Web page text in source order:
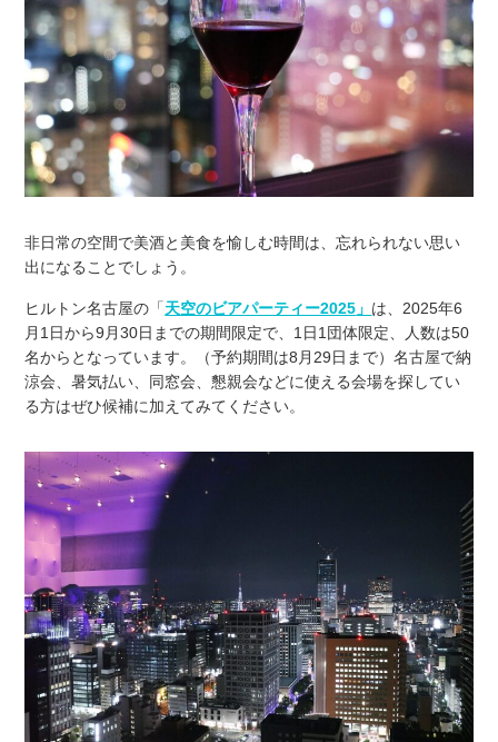
非日常の空間で美酒と美食を愉しむ時間は、忘れられない思い
出になることでしょう。
ヒルトン名古屋の「天空のビアパーティー2025 」 は、2025年6
月1日から9月30日までの期間限定で、1日1団体限定、人数は50
名からとなっています。（予約期間は8月29日まで）名古屋で納
涼会、暑気払い、同窓会、懇親会などに使える会場を探してい
る方はぜひ候補に加えてみてください。